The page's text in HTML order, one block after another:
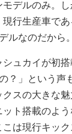
デルのみ。
現行生産車で
ルなのだから。
シュカイが初
？」という声
スの大きな
ト搭載のよ
こは現行キッ